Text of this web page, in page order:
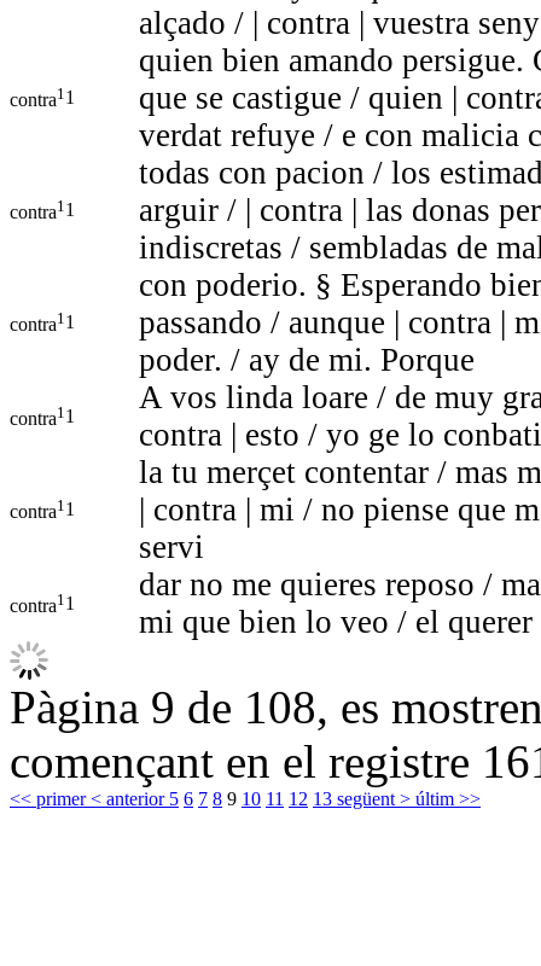
alçado / | contra | vuestra
contra1 1
quien bien amando
que se castigue / quien |
verdat refuye / e con malicia
contra1 1
todas con pacion / los
arguir / | contra | las donas
indiscretas / sembladas de
contra1 1
con poderio. § Esperando
passando / aunque | contra |
poder. / ay de mi. Porque
contra1 1
A vos linda loare / de muy
contra | esto / yo ge lo
contra1 1
la tu merçet contentar / mas
| contra | mi / no piense que
servi
contra1 1
dar no me quieres reposo /
mi que bien lo veo / el querer
Pàgina 9 de 108, es
començant en el registre
<< primer< anterior 5 6 7 8 9 10 11 12 13 següent > últim >>